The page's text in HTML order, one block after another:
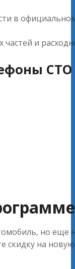
в
и
СТО
но еще
скидку на